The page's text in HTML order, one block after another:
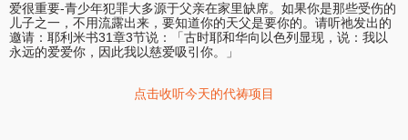
爱很重要-青少年犯罪大多源于父亲在家里缺席。如果你是那些受伤的
儿子之一，不用流露出来，要知道你的天父是要你的。请听祂发出的
邀请：耶利米书31章3节说：「古时耶和华向以色列显现，说：我以
永远的爱爱你，因此我以慈爱吸引你。」
点击收听今天的代祷项目